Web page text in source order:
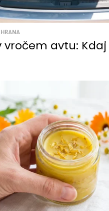
vročem avtu: